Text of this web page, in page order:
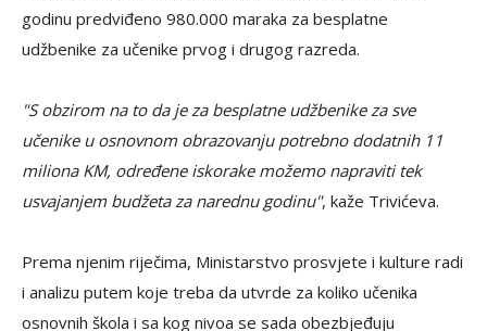
godinu predviđeno 980.000 maraka za besplatne
udžbenike za učenike prvog i drugog razreda.
"S obzirom na to da je za besplatne udžbenike za sve
učenike u osnovnom obrazovanju potrebno dodatnih 11
miliona KM, određene iskorake možemo napraviti tek
usvajanjem budžeta za narednu godinu", kaže Trivićeva.
Prema njenim riječima, Ministarstvo prosvjete i kulture radi
i analizu putem koje treba da utvrde za koliko učenika
osnovnih škola i sa kog nivoa se sada obezbjeđuju